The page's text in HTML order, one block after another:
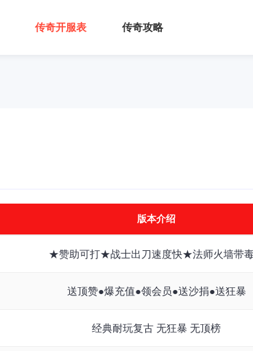
传奇开服表 传奇攻略
版本介绍
★赞助可打★战士出刀速度快★法师火墙带
送顶赞●爆充值●领会员●送沙捐●送狂暴
经典耐玩复古 无狂暴 无顶榜